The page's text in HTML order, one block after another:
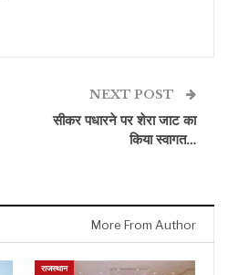
NEXT POST
सीकर पधारने पर शेरा जाट का
किया स्वागत…
More From Author
राजस्थान